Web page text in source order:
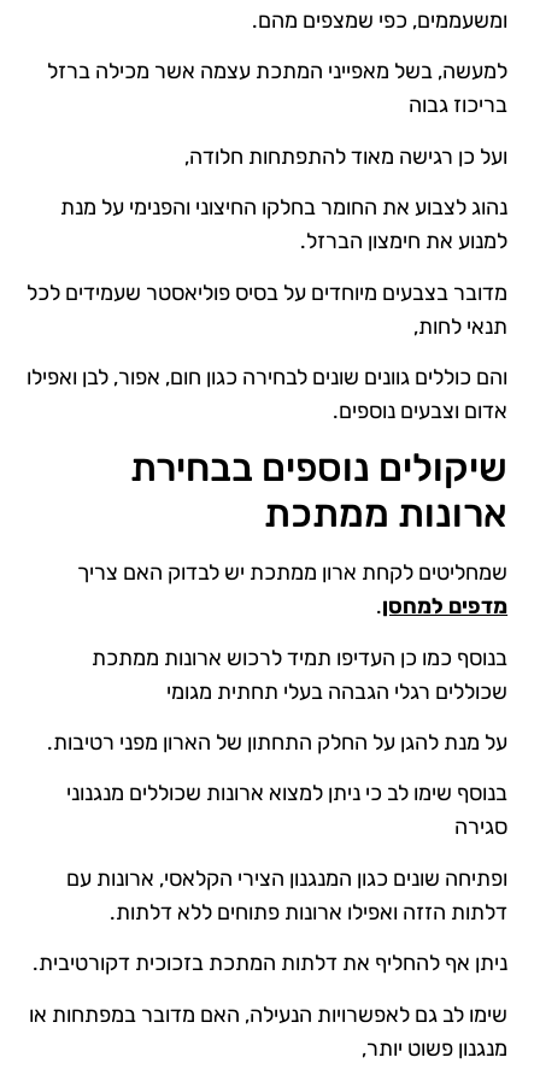
ומשעממים, כפי שמצפים מהם.
למעשה, בשל מאפייני המתכת עצמה אשר מכילה ברזל
בריכוז גבוה
ועל כן רגישה מאוד להתפתחות חלודה,
נהוג לצבוע את החומר בחלקו החיצוני והפנימי על מנת
למנוע את חימצון הברזל.
מדובר בצבעים מיוחדים על בסיס פוליאסטר שעמידים לכל
תנאי לחות,
והם כוללים גוונים שונים לבחירה כגון חום, אפור, לבן ואפילו
אדום וצבעים נוספים.
שיקולים נוספים בבחירת
ארונות ממתכת
שמחליטים לקחת ארון ממתכת יש לבדוק האם צריך
מדפים למחסן.
בנוסף כמו כן העדיפו תמיד לרכוש ארונות ממתכת
שכוללים רגלי הגבהה בעלי תחתית מגומי
על מנת להגן על החלק התחתון של הארון מפני רטיבות.
בנוסף שימו לב כי ניתן למצוא ארונות שכוללים מנגנוני
סגירה
ופתיחה שונים כגון המנגנון הצירי הקלאסי, ארונות עם
דלתות הזזה ואפילו ארונות פתוחים ללא דלתות.
ניתן אף להחליף את דלתות המתכת בזכוכית דקורטיבית.
שימו לב גם לאפשרויות הנעילה, האם מדובר במפתחות או
מנגנון פשוט יותר,